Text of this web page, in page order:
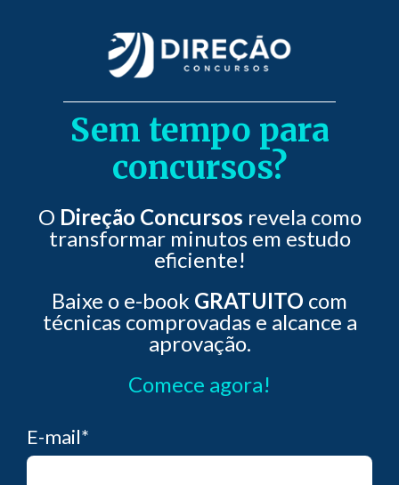
Sem tempo para
concursos?
O Direção Concursos revela como
transformar minutos em estudo
eficiente!
Baixe o e-book GRATUITO com
técnicas comprovadas e alcance a
aprovação.
Comece agora!
E-mail*